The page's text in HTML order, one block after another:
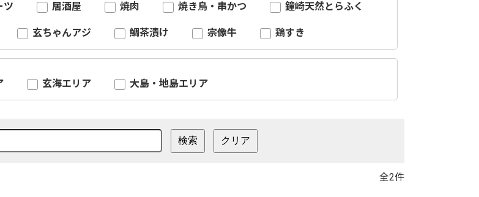
ツ 居酒屋 焼肉 焼き鳥・串かつ 鐘崎天然とらふく
玄ちゃんアジ 鯛茶漬け 宗像牛 鶏すき
玄海エリア 大島・地島エリア
全2件